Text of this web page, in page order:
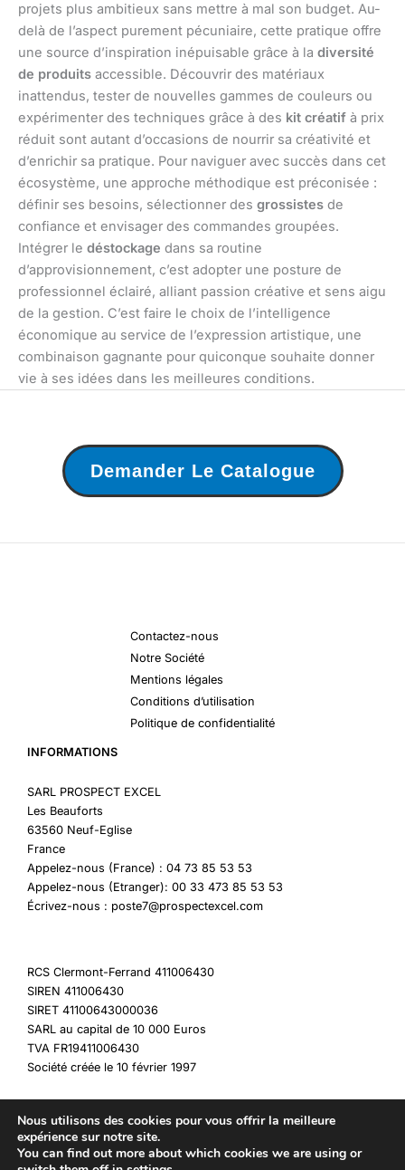
projets plus ambitieux sans mettre à mal son budget. Au-
delà de l’aspect purement pécuniaire, cette pratique offre
une source d’inspiration inépuisable grâce à la diversité
de produits accessible. Découvrir des matériaux
inattendus, tester de nouvelles gammes de couleurs ou
expérimenter des techniques grâce à des kit créatif à prix
réduit sont autant d’occasions de nourrir sa créativité et
d’enrichir sa pratique. Pour naviguer avec succès dans cet
écosystème, une approche méthodique est préconisée :
définir ses besoins, sélectionner des grossistes de
confiance et envisager des commandes groupées.
Intégrer le déstockage dans sa routine
d’approvisionnement, c’est adopter une posture de
professionnel éclairé, alliant passion créative et sens aigu
de la gestion. C’est faire le choix de l’intelligence
économique au service de l’expression artistique, une
combinaison gagnante pour quiconque souhaite donner
vie à ses idées dans les meilleures conditions.
Demander Le Catalogue
Contactez-nous
Notre Société
Mentions légales
Conditions d’utilisation
Politique de confidentialité
INFORMATIONS
SARL PROSPECT EXCEL
Les Beauforts
63560 Neuf-Eglise
France
Appelez-nous (France) : 04 73 85 53 53
Appelez-nous (Etranger): 00 33 473 85 53 53
Écrivez-nous : poste7@prospectexcel.com
RCS Clermont-Ferrand 411006430
SIREN 411006430
SIRET 41100643000036
SARL au capital de 10 000 Euros
TVA FR19411006430
Société créée le 10 février 1997
Copyright © 2026 My Destockage
Nous utilisons des cookies pour vous offrir la meilleure
expérience sur notre site.
You can find out more about which cookies we are using or